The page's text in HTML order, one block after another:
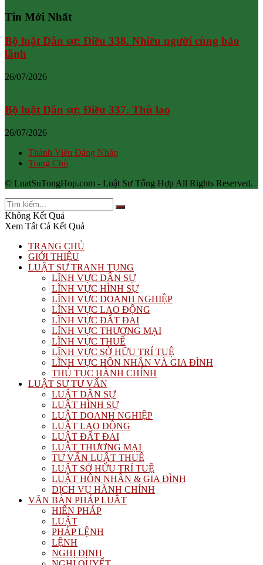
Tin Mới Nhất
Bộ luật Dân sự: Điều 338. Nhiều người cùng bảo
lãnh
26/07/2026
Bộ luật Dân sự: Điều 337. Thù lao
26/07/2026
Thành Viên Đăng Nhập
Trang Chủ
© LuatSuTongHop.com - Luật Sư Tổng Hợp All Rights Reserved.
Không Kết Quả
Xem Tất Cả Kết Quả
TRANG CHỦ
GIỚI THIỆU
LUẬT SƯ TRANH TỤNG
LĨNH VỰC DÂN SỰ
LĨNH VỰC HÌNH SỰ
LĨNH VỰC DOANH NGHIỆP
LĨNH VỰC LAO ĐỘNG
LĨNH VỰC ĐẤT ĐAI
LĨNH VỰC THƯƠNG MẠI
LĨNH VỰC THUẾ
LĨNH VỰC SỞ HỮU TRÍ TUỆ
LĨNH VỰC HÔN NHÂN VÀ GIA ĐÌNH
THỦ TỤC HÀNH CHÍNH
LUẬT SƯ TƯ VẤN
LUẬT DÂN SỰ
LUẬT HÌNH SỰ
LUẬT DOANH NGHIỆP
LUẬT LAO ĐỘNG
LUẬT ĐẤT ĐAI
LUẬT THƯƠNG MẠI
TƯ VẤN LUẬT THUẾ
LUẬT SỞ HỮU TRÍ TUỆ
LUẬT HÔN NHÂN & GIA ĐÌNH
DỊCH VỤ HÀNH CHÍNH
VĂN BẢN PHÁP LUẬT
HIẾN PHÁP
LUẬT
PHÁP LỆNH
LỆNH
NGHỊ ĐỊNH